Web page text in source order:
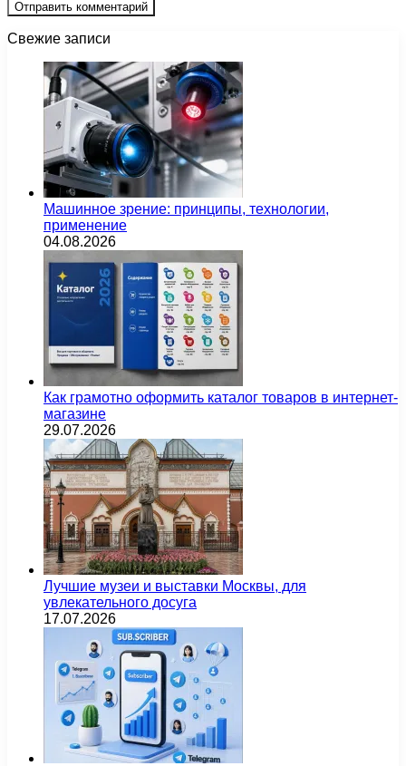
Свежие записи
Машинное зрение: принципы, технологии,
применение
04.08.2026
Как грамотно оформить каталог товаров в интернет-
магазине
29.07.2026
Лучшие музеи и выставки Москвы, для
увлекательного досуга
17.07.2026